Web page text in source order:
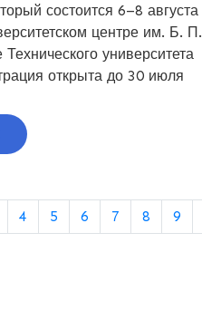
состоится 6–8 августа
центре им. Б. П.
университета
открыта до 30 июля
4 5 6 7 8 9